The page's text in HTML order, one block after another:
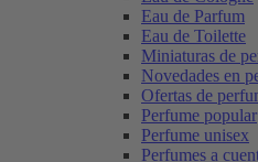
Eau de Parfum
Eau de Toilette
Miniaturas de
Novedades en
Ofertas de
Perfume popular
Perfume unisex
Perfumes a